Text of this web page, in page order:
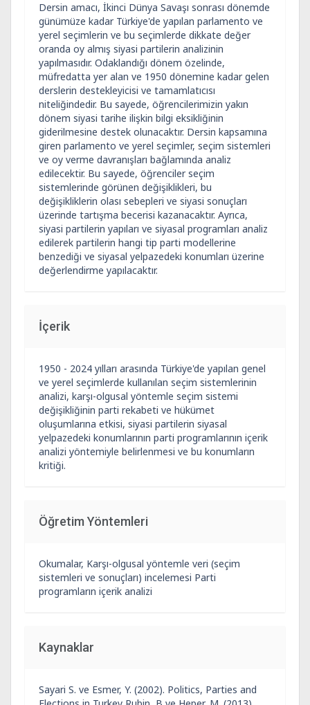
Dersin amacı, İkinci Dünya Savaşı sonrası dönemde
günümüze kadar Türkiye'de yapılan parlamento ve
yerel seçimlerin ve bu seçimlerde dikkate değer
oranda oy almış siyasi partilerin analizinin
yapılmasıdır. Odaklandığı dönem özelinde,
müfredatta yer alan ve 1950 dönemine kadar gelen
derslerin destekleyicisi ve tamamlatıcısı
niteliğindedir. Bu sayede, öğrencilerimizin yakın
dönem siyasi tarihe ilişkin bilgi eksikliğinin
giderilmesine destek olunacaktır. Dersin kapsamına
giren parlamento ve yerel seçimler, seçim sistemleri
ve oy verme davranışları bağlamında analiz
edilecektir. Bu sayede, öğrenciler seçim
sistemlerinde görünen değişiklikleri, bu
değişikliklerin olası sebepleri ve siyasi sonuçları
üzerinde tartışma becerisi kazanacaktır. Ayrıca,
siyasi partilerin yapıları ve siyasal programları analiz
edilerek partilerin hangi tip parti modellerine
benzediği ve siyasal yelpazedeki konumları üzerine
değerlendirme yapılacaktır.
İçerik
1950 - 2024 yılları arasında Türkiye'de yapılan genel
ve yerel seçimlerde kullanılan seçim sistemlerinin
analizi, karşı-olgusal yöntemle seçim sistemi
değişikliğinin parti rekabeti ve hükümet
oluşumlarına etkisi, siyasi partilerin siyasal
yelpazedeki konumlarının parti programlarının içerik
analizi yöntemiyle belirlenmesi ve bu konumların
kritiği.
Öğretim Yöntemleri
Okumalar, Karşı-olgusal yöntemle veri (seçim
sistemleri ve sonuçları) incelemesi Parti
programların içerik analizi
Kaynaklar
Sayari S. ve Esmer, Y. (2002). Politics, Parties and